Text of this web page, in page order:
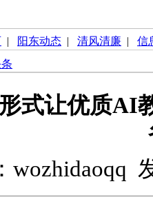
| 阳东动态 | 清风清廉 | 信
式让优质AI
wozhidaoqq